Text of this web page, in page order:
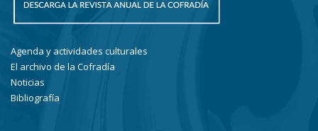
Agenda y actividades culturales
El archivo de la Cofradía
Noticias
Bibliografía